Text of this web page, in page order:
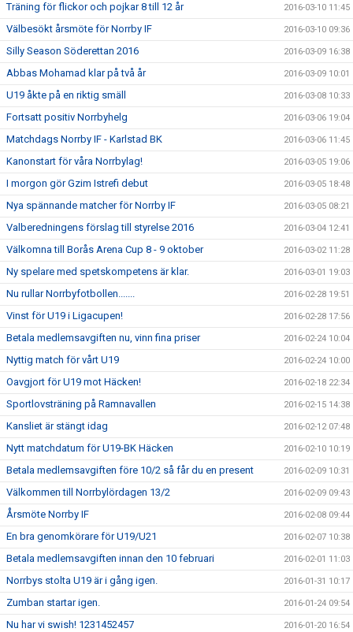
Träning för flickor och pojkar 8 till 12 år 2016-03-10 11:45
Välbesökt årsmöte för Norrby IF 2016-03-10 09:36
Silly Season Söderettan 2016 2016-03-09 16:38
Abbas Mohamad klar på två år 2016-03-09 10:01
U19 åkte på en riktig smäll 2016-03-08 10:33
Fortsatt positiv Norrbyhelg 2016-03-06 19:04
Matchdags Norrby IF - Karlstad BK 2016-03-06 11:45
Kanonstart för våra Norrbylag! 2016-03-05 19:06
I morgon gör Gzim Istrefi debut 2016-03-05 18:48
Nya spännande matcher för Norrby IF 2016-03-05 08:21
Valberedningens förslag till styrelse 2016 2016-03-04 12:41
Välkomna till Borås Arena Cup 8 - 9 oktober 2016-03-02 11:28
Ny spelare med spetskompetens är klar. 2016-03-01 19:03
Nu rullar Norrbyfotbollen....... 2016-02-28 19:51
Vinst för U19 i Ligacupen! 2016-02-28 17:56
Betala medlemsavgiften nu, vinn fina priser 2016-02-24 10:04
Nyttig match för vårt U19 2016-02-24 10:00
Oavgjort för U19 mot Häcken! 2016-02-18 22:34
Sportlovsträning på Ramnavallen 2016-02-15 14:38
Kansliet är stängt idag 2016-02-12 07:48
Nytt matchdatum för U19-BK Häcken 2016-02-10 10:19
Betala medlemsavgiften före 10/2 så får du en present 2016-02-09 10:31
Välkommen till Norrbylördagen 13/2 2016-02-09 09:43
Årsmöte Norrby IF 2016-02-08 09:44
En bra genomkörare för U19/U21 2016-02-07 10:38
Betala medlemsavgiften innan den 10 februari 2016-02-01 11:03
Norrbys stolta U19 är i gång igen. 2016-01-31 10:17
Zumban startar igen. 2016-01-24 09:54
Nu har vi swish! 1231452457 2016-01-20 16:54